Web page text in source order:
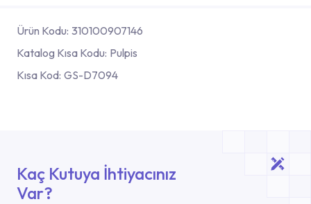
Ürün Kodu: 310100907146
Katalog Kısa Kodu: Pulpis
Kısa Kod: GS-D7094
Kaç Kutuya İhtiyacınız
Var?